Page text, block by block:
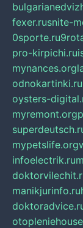
fexer.rusnite-
0sporte.ru
pro-kirpichi.ru
mynances.org
odnokartinki.ru
oysters-
myremont.org
mypetslife.org
infoelectrik.ru
manikjurinfo.ru